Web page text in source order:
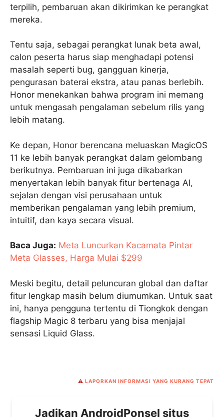
terpilih, pembaruan akan dikirimkan ke perangkat
mereka.
Tentu saja, sebagai perangkat lunak beta awal,
calon peserta harus siap menghadapi potensi
masalah seperti bug, gangguan kinerja,
pengurasan baterai ekstra, atau panas berlebih.
Honor menekankan bahwa program ini memang
untuk mengasah pengalaman sebelum rilis yang
lebih matang.
Ke depan, Honor berencana meluaskan MagicOS
11 ke lebih banyak perangkat dalam gelombang
berikutnya. Pembaruan ini juga dikabarkan
menyertakan lebih banyak fitur bertenaga AI,
sejalan dengan visi perusahaan untuk
memberikan pengalaman yang lebih premium,
intuitif, dan kaya secara visual.
Baca Juga: Meta Luncurkan Kacamata Pintar
Meta Glasses, Harga Mulai $299
Meski begitu, detail peluncuran global dan daftar
fitur lengkap masih belum diumumkan. Untuk saat
ini, hanya pengguna tertentu di Tiongkok dengan
flagship Magic 8 terbaru yang bisa menjajal
sensasi Liquid Glass.
⚠️ LAPORKAN INFORMASI YANG KURANG TEPAT
Jadikan AndroidPonsel situs